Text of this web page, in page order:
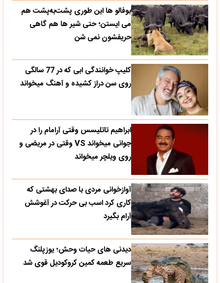
بوفالو ها این‌ طوری پشت‌به‌پشت هم
می‌ ایستن؛ حتی شیر ها هم گاهی
حریفشون نمی‌ شن
کلیپ خوانندگی ابی که در 77 سالگی
روی سن دراز کشیده و آهنگ میخواند
ابراهیم تاتلیسس وقتی آرامام را در
جوانی میخواند VS وقتی در مریضی و
روی ویلچر میخواند
آوازخوانی مردی با صدای بهشتی که
کاری کرد اسب بی حرکت در آغوشش
آرام بگیرد
دیدنی های حیات وحش؛ یوزپلنگ
سریع طعمه کمین کروکودیل قوی شد